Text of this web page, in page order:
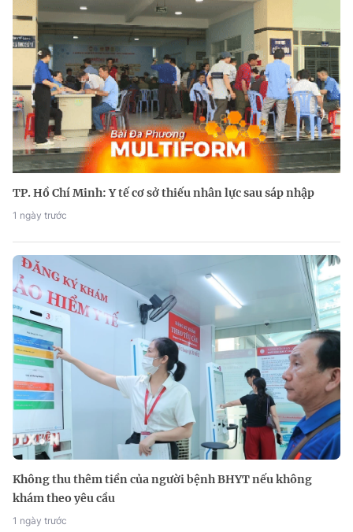
TP. Hồ Chí Minh: Y tế cơ sở thiếu nhân lực sau sáp nhập
1 ngày trước
Không thu thêm tiền của người bệnh BHYT nếu không
khám theo yêu cầu
1 ngày trước